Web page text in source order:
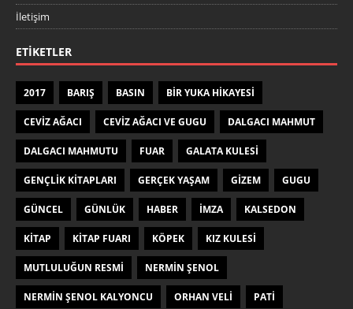
İletişim
ETIKETLER
2017 BARIŞ BASIN BIR YUKA HIKAYESI
CEVIZ AĞACI CEVIZ AĞACI VE GUGU DALGACI MAHMUT
DALGACI MAHMUTU FUAR GALATA KULESI
GENÇLIK KITAPLARI GERÇEK YAŞAM GIZEM GUGU
GÜNCEL GÜNLÜK HABER IMZA KALSEDON
KITAP KITAP FUARI KÖPEK KIZ KULESI
MUTLULUĞUN RESMI NERMIN ŞENOL
NERMIN ŞENOL KALYONCU ORHAN VELI PATI